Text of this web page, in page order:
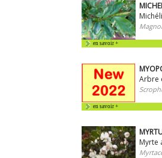
en savoir +
Arbre
en savoir +
Myrte